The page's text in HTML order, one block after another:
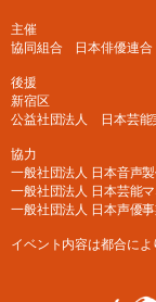
主催
協同組合 日本俳優連合
後援
新宿区
公益社団法人 日本芸能
協力
一般社団法人 日本音声
一般社団法人 日本芸能
一般社団法人 日本声優
イベント内容は都合によ